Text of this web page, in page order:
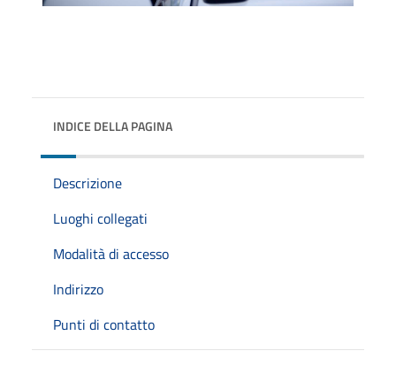
INDICE DELLA PAGINA
Descrizione
Luoghi collegati
Modalità di accesso
Indirizzo
Punti di contatto